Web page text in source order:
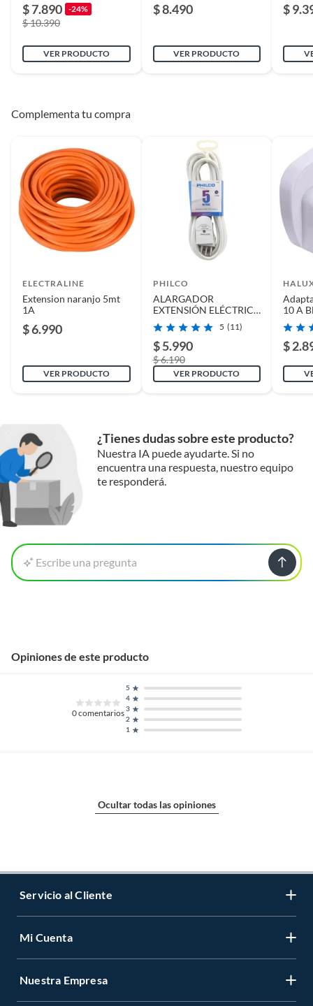
Certificados y
$ 7.890 -24%
$ 10.390
VER PRODUCTO
$ 8.490
VER PRODUCTO
$
Complementa tu compra
ELECTRALINE
Extension naranjo 5mt
1A
$ 6.990
VER PRODUCTO
PHILCO
ALARGADOR
EXTENSIÓN ELÉCTRICA
XT48 5M BLANCO,
PHILCO
5 (11)
$ 5.990
$ 6.190
VER PRODUCTO
10 A
$
¿Tienes dudas sobre este producto?
Nuestra IA puede ayudarte. Si no
encuentra una respuesta, nuestro equipo
te responderá.
Escribe una pregunta
Opiniones de este producto
0comentarios
1
2
3
4
5
Ocultar todas las opiniones
Servicio al Cliente
Contáctanos
Mi Cuenta
Registrate
Nuestra Empresa